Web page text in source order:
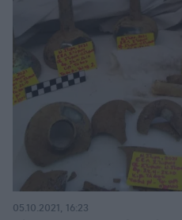
05.10.2021, 16:23